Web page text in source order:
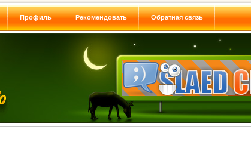
Профиль Рекомендовать Обратная связь